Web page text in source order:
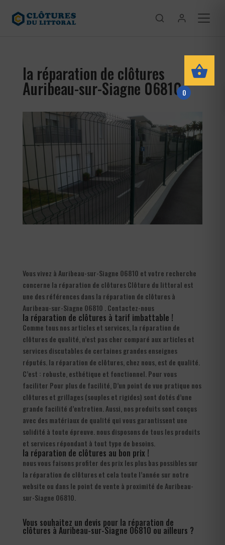
la réparation de clôtures
Auribeau-sur-Siagne 06810
Vous vivez à Auribeau-sur-Siagne 06810 et votre recherche
concerne la réparation de clôtures Clôture du littoral est
une des références dans la réparation de clôtures à
Auribeau-sur-Siagne 06810 . Contactez-nous
la réparation de clôtures à tarif imbattable !
Comme tous nos articles et services, la réparation de
clôtures de qualité, n’est pas cher comparé aux articles et
services discutables de certaines grandes enseignes
réputés. la réparation de clôtures, chez nous, est de qualité.
C’est : robuste, esthétique et fonctionnel. Pour vous
faciliter Pour plus de facilité, D’un point de vue pratique nos
clôtures et grillages (souples et rigides) sont dotés d’une
grande facilité d’entretien. Aussi, nos produits sont conçus
avec des matériaux de qualité qui vous garantissent une
solidité à toute épreuve. nous disposons de tous les produits
et services répondant à tout type de besoins.
la réparation de clôtures au bon prix !
nous vous faisons profiter des prix les plus bas possibles sur
la réparation de clôtures et cela toute l’année sur notre
website ou dans le point de vente à proximité de Auribeau-
sur-Siagne 06810.
Vous souhaitez un devis pour la réparation de
clôtures à Auribeau-sur-Siagne 06810 ou ailleurs ?
0